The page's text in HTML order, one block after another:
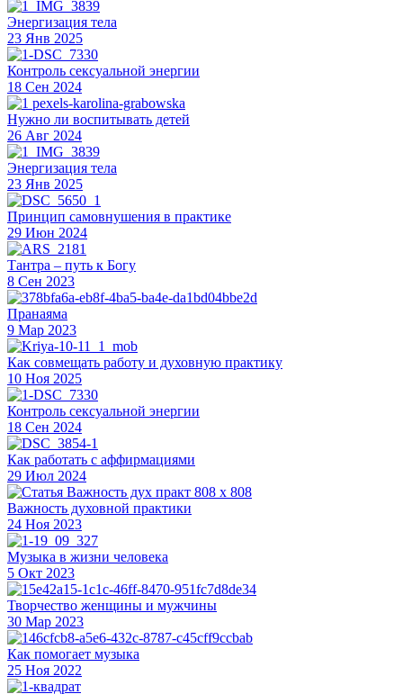
Энергизация тела
23 Янв 2025
Контроль сексуальной энергии
18 Сен 2024
Нужно ли воспитывать детей
26 Авг 2024
Энергизация тела
23 Янв 2025
Принцип самовнушения в практике
29 Июн 2024
Тантра – путь к Богу
8 Сен 2023
Пранаяма
9 Мар 2023
Как совмещать работу и духовную практику
10 Ноя 2025
Контроль сексуальной энергии
18 Сен 2024
Как работать с аффирмациями
29 Июл 2024
Важность духовной практики
24 Ноя 2023
Музыка в жизни человека
5 Окт 2023
Творчество женщины и мужчины
30 Мар 2023
Как помогает музыка
25 Ноя 2022